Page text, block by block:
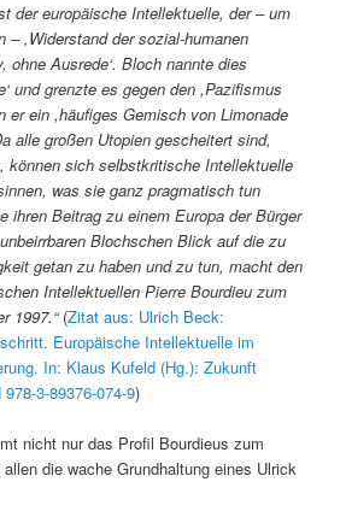
der europäische Intellektuelle, der – um
– ,Widerstand der sozial-humanen
ohne Ausrede‘. Bloch nannte dies
und grenzte es gegen den ,Pazifismus
er ein ,häufiges Gemisch von Limonade
alle großen Utopien gescheitert sind,
können sich selbstkritische Intellektuelle
was sie ganz pragmatisch tun
ihren Beitrag zu einem Europa der Bürger
Blochschen Blick auf die zu
getan zu haben und zu tun, macht den
Intellektuellen Pierre Bourdieu zum
1997.“(Zitat aus: Ulrich Beck:
Europäische Intellektuelle im
In: Klaus Kufeld (Hg.): Zukunft
3-89376-074-9)
nicht nur das Profil Bourdieus zum
die wache Grundhaltung eines Ulrick